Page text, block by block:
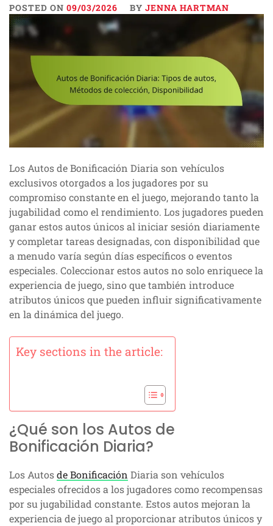
POSTED ON 09/03/2026 BY JENNA HARTMAN
Los Autos de Bonificación Diaria son vehículos
exclusivos otorgados a los jugadores por su
compromiso constante en el juego, mejorando tanto la
jugabilidad como el rendimiento. Los jugadores pueden
ganar estos autos únicos al iniciar sesión diariamente
y completar tareas designadas, con disponibilidad que
a menudo varía según días específicos o eventos
especiales. Coleccionar estos autos no solo enriquece la
experiencia de juego, sino que también introduce
atributos únicos que pueden influir significativamente
en la dinámica del juego.
Key sections in the article:
¿Qué son los Autos de
Bonificación Diaria?
Los Autosde Bonificación Diaria son vehículos
especiales ofrecidos a los jugadores como recompensas
por su jugabilidad constante. Estos autos mejoran la
experiencia de juego al proporcionar atributos únicos y